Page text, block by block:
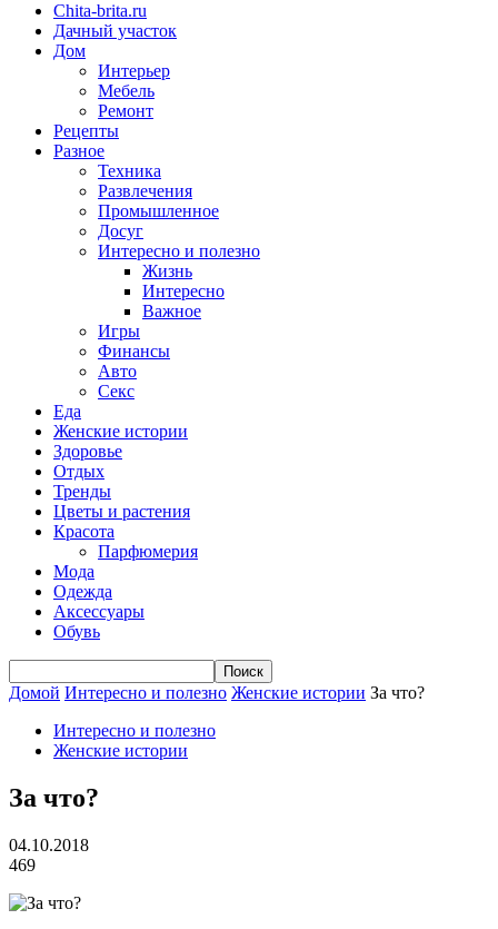
Chita-brita.ru
Дачный участок
Дом
Интерьер
Мебель
Ремонт
Рецепты
Разное
Техника
Развлечения
Промышленное
Досуг
Интересно и полезно
Жизнь
Интересно
Важное
Игры
Финансы
Авто
Секс
Еда
Женские истории
Здоровье
Отдых
Тренды
Цветы и растения
Красота
Парфюмерия
Мода
Одежда
Аксессуары
Обувь
Домой Интересно и полезно Женские истории За что?
Интересно и полезно
Женские истории
За что?
04.10.2018
469